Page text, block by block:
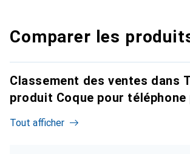
Comparer les
Classement des ventes dans
produit Coque pour
Tout afficher